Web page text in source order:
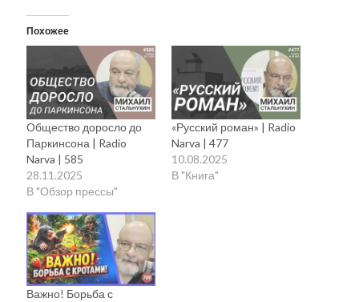
Похожее
Общество доросло до
Паркинсона | Radio
Narva | 585
28.11.2025
В "Обзор прессы"
«Русский роман» | Radio
Narva | 477
10.08.2025
В "Книга"
Важно! Борьба с